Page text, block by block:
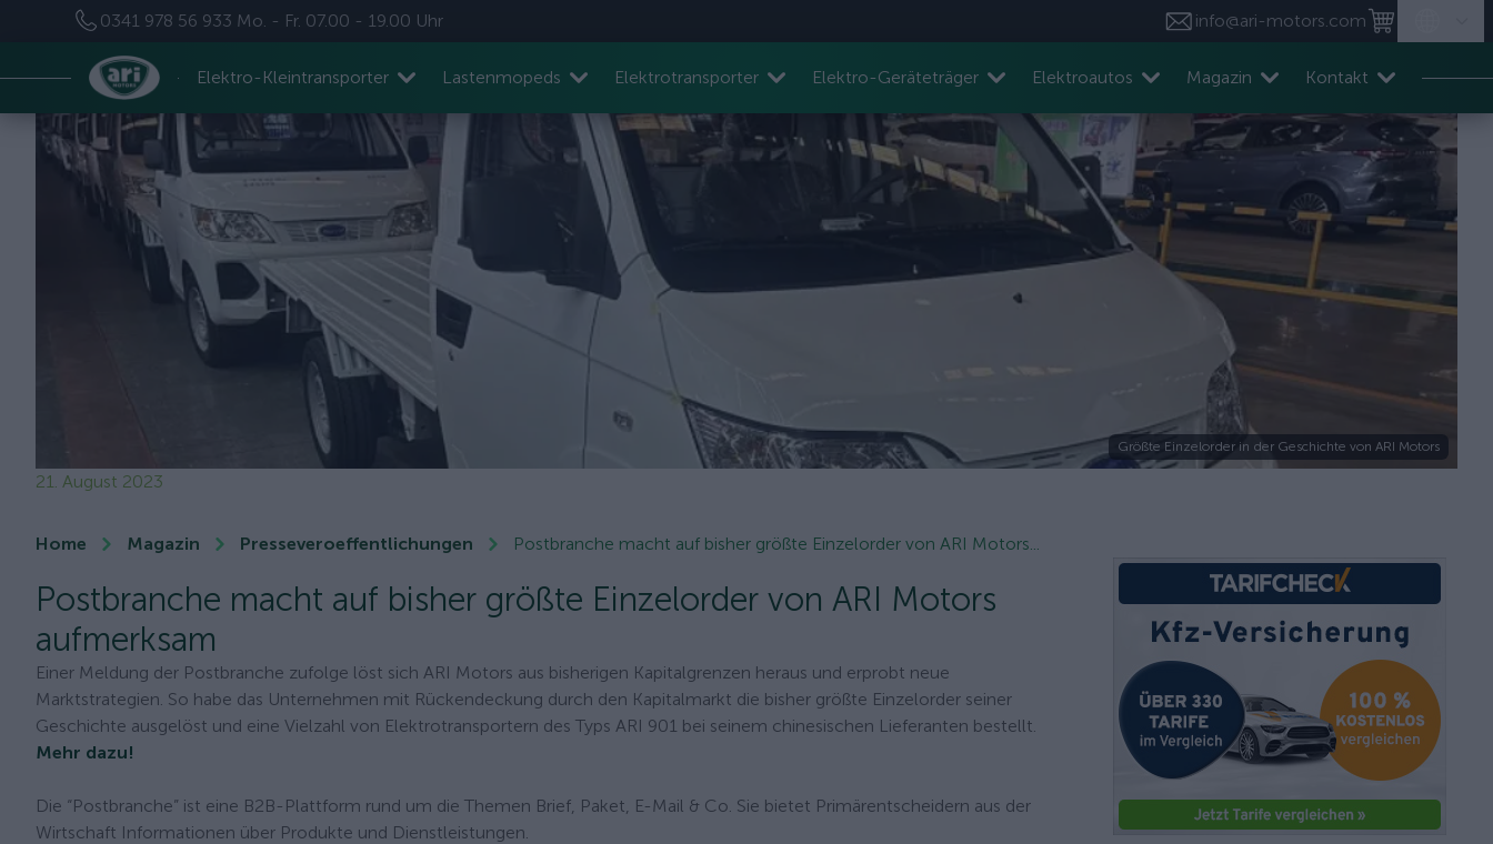
0341 978 56 933 Mo. - Fr. 07.00 - 19.00 Uhr info@ari-motors.com
Elektro-Kleintransporter Lastenmopeds Elektrotransporter Elektro-Geräteträger Elektroautos Magazin Kontakt
Größte Einzelorder in der Geschichte von ARI Motors
21. August 2023
Home Magazin Presseveroeffentlichungen Postbranche macht auf bisher größte Einzelorder von ARI Motors...
Postbranche macht auf bisher größte Einzelorder von ARI Motors
aufmerksam
Einer Meldung der Postbranche zufolge löst sich ARI Motors aus bisherigen Kapitalgrenzen heraus und erprobt neue
Marktstrategien. So habe das Unternehmen mit Rückendeckung durch den Kapitalmarkt die bisher größte Einzelorder seiner
Geschichte ausgelöst und eine Vielzahl von Elektrotransportern des Typs ARI 901 bei seinem chinesischen Lieferanten bestellt.
Mehr dazu!
Die “Postbranche” ist eine B2B-Plattform rund um die Themen Brief, Paket, E-Mail & Co. Sie bietet Primärentscheidern aus der
Wirtschaft Informationen über Produkte und Dienstleistungen.